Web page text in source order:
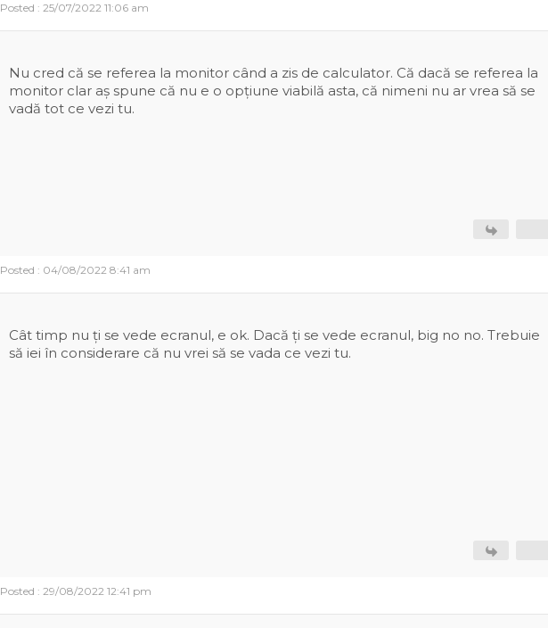
Posted : 25/07/2022 11:06 am
Nu cred că se referea la monitor când a zis de calculator. Că dacă se referea la
monitor clar aș spune că nu e o opțiune viabilă asta, că nimeni nu ar vrea să se
vadă tot ce vezi tu.
Posted : 04/08/2022 8:41 am
Cât timp nu ți se vede ecranul, e ok. Dacă ți se vede ecranul, big no no. Trebuie
să iei în considerare că nu vrei să se vada ce vezi tu.
Posted : 29/08/2022 12:41 pm